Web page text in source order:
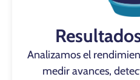
Analizamos el
medir avances,